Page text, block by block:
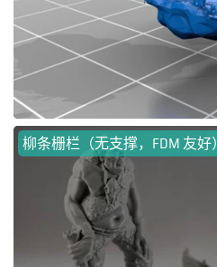
柳条栅栏（无支撑，FDM 友好）